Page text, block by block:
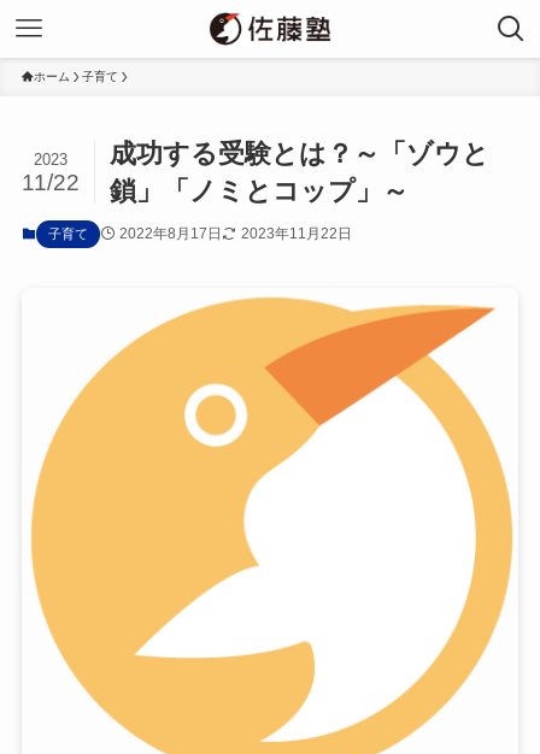
ホーム 子育て
成功する受験とは？～「ゾウと
鎖」「ノミとコップ」～
2023
11/22
子育て 2022年8月17日 2023年11月22日